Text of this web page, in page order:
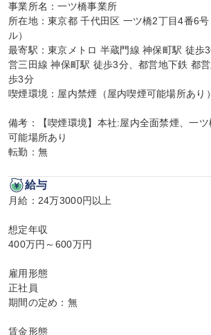
事業所名：一ツ橋事業所
所在地：東京都 千代田区 一ツ橋2丁目4番6
ル）
最寄駅：東京メトロ 半蔵門線 神保町駅 徒歩
営三田線 神保町駅 徒歩3分、都営地下鉄 都
歩3分
喫煙環境：屋内禁煙（屋内喫煙可能場所あり）
備考：【喫煙環境】本社:屋内全面禁煙、一
可能場所あり
転勤：無
給与
月給：24万3000円以上
想定年収
400万円～600万円
雇用形態
正社員
期間の定め：無
賃金形態